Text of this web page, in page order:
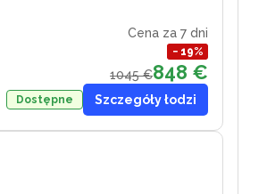
Cena za 7 dni
− 19%
1045 €848 €
Dostępne Szczegóły łodzi